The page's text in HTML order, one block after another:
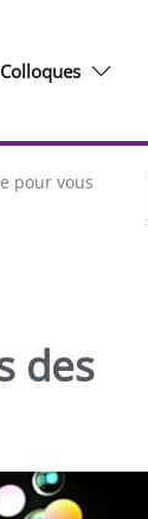
Colloques
pour vous
des